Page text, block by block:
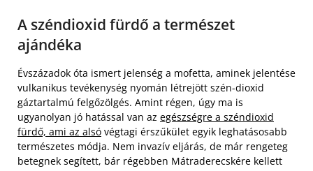
A széndioxid fürdő a természet
ajándéka
Évszázadok óta ismert jelenség a mofetta, aminek jelentése
vulkanikus tevékenység nyomán létrejött szén-dioxid
gáztartalmú felgőzölgés. Amint régen, úgy ma is
ugyanolyan jó hatással van az egészségre a széndioxid
fürdő, ami az alsó végtagi érszűkület egyik leghatásosabb
természetes módja. Nem invazív eljárás, de már rengeteg
betegnek segített, bár régebben Mátraderecskére kellett